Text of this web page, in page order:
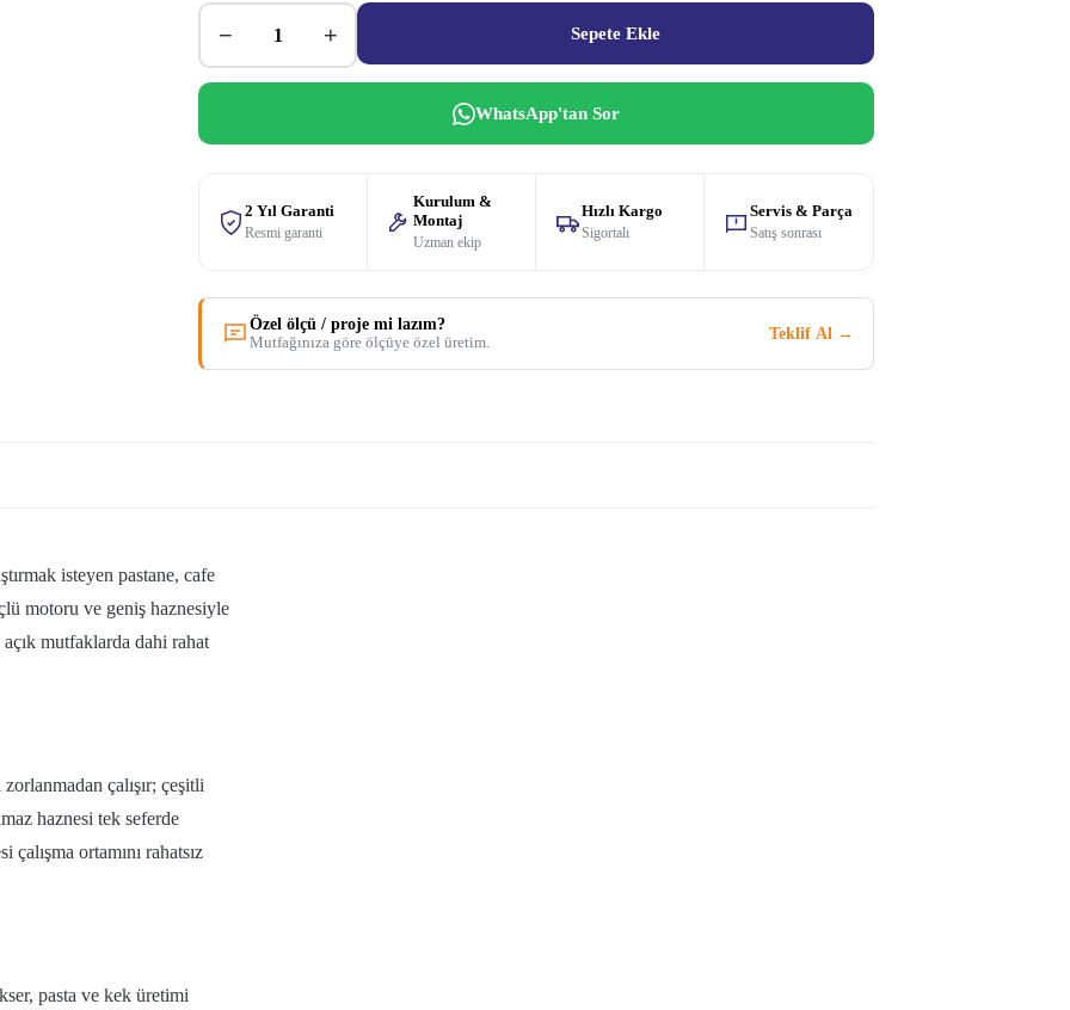
− + Sepete Ekle
WhatsApp'tan Sor
2 Yıl Garanti
Resmi garanti
Kurulum &
Montaj
Uzman ekip
Hızlı Kargo
Sigortalı
Servis & Parça
Satış sonrası
Özel ölçü / proje mi lazım?
Mutfağınıza göre ölçüye özel üretim.
Teklif Al →
isteyen pastane, cafe
motoru ve geniş haznesiyle
mutfaklarda dahi rahat
çalışır; çeşitli
haznesi tek seferde
ortamını rahatsız
pasta ve kek üretimi